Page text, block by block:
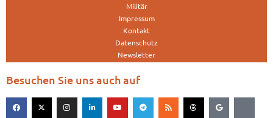
Militär
Impressum
Kontakt
Datenschutz
Newsletter
Besuchen Sie uns auch auf